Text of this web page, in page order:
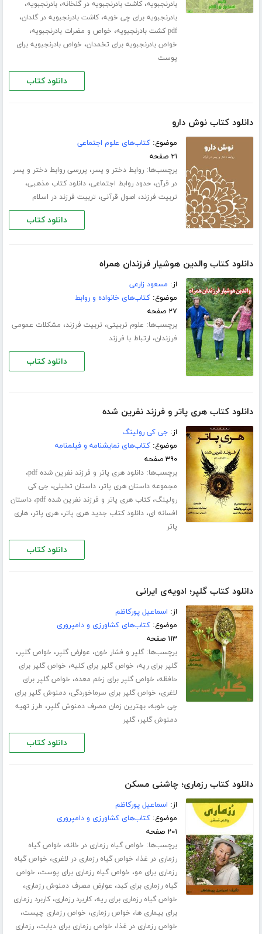
بادرنجبویه،کاشت بادرنجبویه در گلخانه،بادرنجبویه،
بادرنجبویه برای چی خوبه،کاشت بادرنجبویه در گلدان،
pdf کشت بادرنجبویه ، خواص و مضرات بادرنجبویه،
خواص بادرنجبویه برای تخمدان، خواص بادرنجبویه برای
پوست
دانلود کتاب
دانلود کتاب نوش دارو
موضوع:کتاب‌های علوم اجتماعی
۲۱ صفحه
برچسب‌ها:روابط دختر و پسر، پررسی روابط دختر و پسر
در قرآن،حدود روابط اجتماعی،دانلود کتاب مذهبی،
تربیت فرزند، اصول قرآنی، تربیت فرزند در اسلام
دانلود کتاب
دانلود کتاب والدین هوشیار فرزندان همراه
از: مسعود زارعی
موضوع:کتاب‌های خانواده و روابط
۲۷ صفحه
برچسب‌ها: علوم تربیتی، تربیت فرزند، مشکلات عمومی
فرزندان، ارتباط با فرزند
دانلود کتاب
دانلود کتاب هری پاتر و فرزند نفرین شده
از:جی کی رولینگ
موضوع:کتاب‌های نمایشنامه و فیلمنامه
۳۹۰ صفحه
برچسب‌ها:دانلود هری پاتر و فرزند نفرین شده pdf ،
مجموعه داستان هری پاتر،داستان تخیلی، جی کی
رولینگ،کتاب هری پاتر و فرزند نفرین شده pdf ،داستان
افسانه ای،دانلود کتاب جدید هری پاتر،هری پاتر،هاری
پاتر
دانلود کتاب
دانلود کتاب گلپر؛ ادویه‌ی ایرانی
از: اسماعیل پورکاظم
موضوع:کتاب‌های کشاورزی و دامپروری
۱۱۳ صفحه
برچسب‌ها:گلپر و فشار خون، عوارض گلپر، خواص گلپر،
گلپر برای ریه، خواص گلپر برای کلیه، خواص گلپر برای
حافظه، خواص گلپر برای زخم معده، خواص گلپر برای
لاغری، خواص گلپر برای سرماخوردگی،دمنوش گلپر برای
چی خوبه،بهترین زمان مصرف دمنوش گلپر، طرز تهیه
دمنوش گلپر،گلپر
دانلود کتاب
دانلود کتاب رزماری؛ چاشنی مسکن
از: اسماعیل پورکاظم
موضوع:کتاب‌های کشاورزی و دامپروری
۲۰۱ صفحه
برچسب‌ها: خواص گیاه رزماری در خانه، خواص گیاه
رزماری در غذا، خواص گیاه رزماری در لاغری، خواص گیاه
رزماری برای مو، خواص گیاه رزماری برای پوست، خواص
گیاه رزماری برای کبد، عوارض مصرف دمنوش رزماری،
خواص گیاه رزماری برای ریه،کاربرد رزماری،کاربرد رزماری
برای بیماری ها، خواص رزماری، خواص رزماری چیست،
خواص رزماری در غذا، خواص رزماری برای دیابت،رزماری